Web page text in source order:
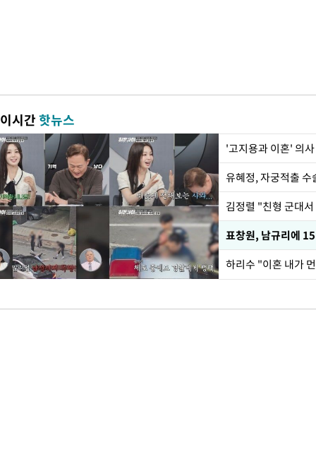
이시간핫뉴스
'고지용과 이혼' 의
유혜정, 자궁적출
김정렬 "친형 군대
하리수 "이혼 내가